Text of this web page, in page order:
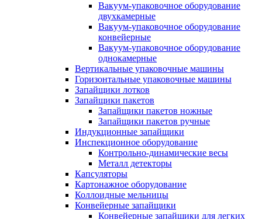
Вакуум-упаковочное оборудование
двухкамерные
Вакуум-упаковочное оборудование
конвейерные
Вакуум-упаковочное оборудование
однокамерные
Вертикальные упаковочные машины
Горизонтальные упаковочные машины
Запайщики лотков
Запайщики пакетов
Запайщики пакетов ножные
Запайщики пакетов ручные
Индукционные запайщики
Инспекционное оборудование
Контрольно-динамические весы
Металл детекторы
Капсуляторы
Картонажное оборудование
Коллоидные мельницы
Конвейерные запайщики
Конвейерные запайщики для легких